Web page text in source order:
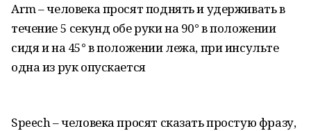
Arm – человека просят поднять и удерживать в
течение 5 секунд обе руки на 90° в положении
сидя и на 45° в положении лежа, при инсульте
одна из рук опускается
Speech – человека просят сказать простую фразу,